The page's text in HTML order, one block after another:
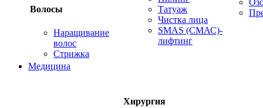
Волосы
Наращивание
волос
Стрижка
Татуаж
Чистка лица
SMAS (СМАС)-
лифтинг
Медицина
Хирургия